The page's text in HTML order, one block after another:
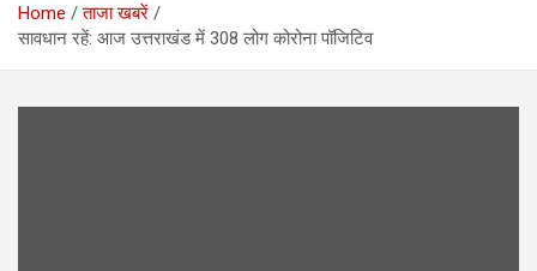
Home
ताजा खबरें
सावधान रहें: आज उत्तराखंड में 308 लोग कोरोना पॉजिटिव